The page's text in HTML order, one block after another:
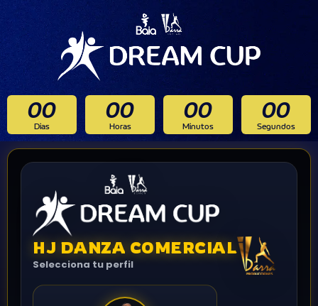
00
Dias
00
Horas
00
Minutos
00
Segundos
HJ DANZA COMERCIAL
Selecciona tu perfil